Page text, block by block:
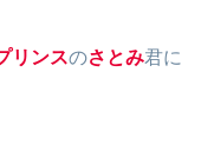
リンスのさとみ君に